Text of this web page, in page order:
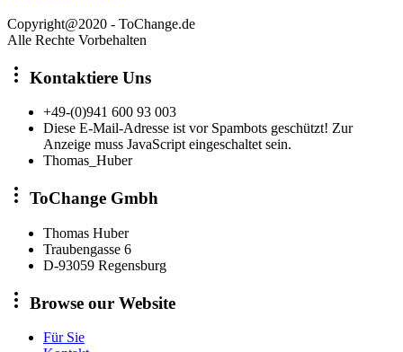
Copyright@2020 - ToChange.de
Alle Rechte Vorbehalten
Kontaktiere Uns
+49-(0)941 600 93 003
Diese E-Mail-Adresse ist vor Spambots geschützt! Zur
Anzeige muss JavaScript eingeschaltet sein.
Thomas_Huber
ToChange Gmbh
Thomas Huber
Traubengasse 6
D-93059 Regensburg
Browse our Website
Für Sie